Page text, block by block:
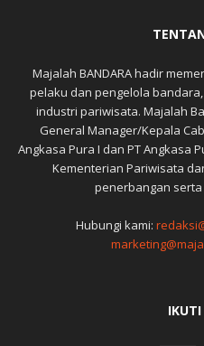
Majalah BANDARA hadir
pelaku dan pengelola
industri pariwisata. Majalah
General Manager/Kepala
Angkasa Pura I dan PT Angkasa
Kementerian Pariwisata
penerbangan
Hubungi kami: